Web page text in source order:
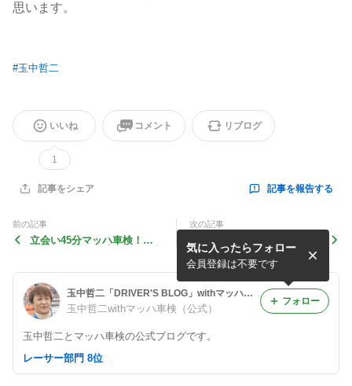
思います。
#玉中哲二
いいね
1
コメント リブログ
記事をシェア 記事を報告する
前の記事
立会い45分マッハ車検！お
次の記事
地域No.1を目指して❗️マッハ
車検スタッフ研修‼️【バイザ
ー南の投稿】
玉中哲二「DRIVER'S BLOG」withマッハ車検
玉中哲二withマッハ車検（公式）
玉中哲二とマッハ車検の公式ブログです。
気に入ったらフォロー
会員登録は不要です
フォロー
レーサー部門 8位